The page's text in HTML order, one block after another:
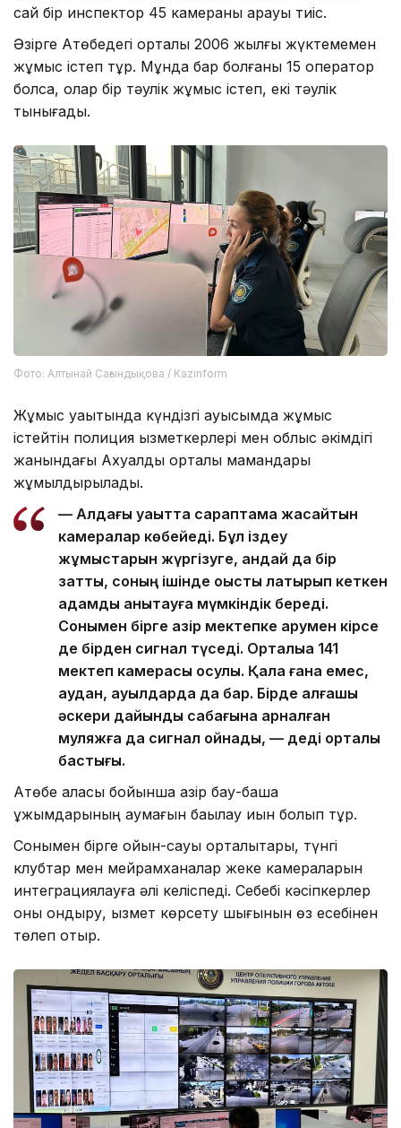
сай бір инспектор 45 камераны қарауы тиіс.
Әзірге Ақтөбедегі орталық 2006 жылғы жүктемемен
жұмыс істеп тұр. Мұнда бар болғаны 15 оператор
болса, олар бір тәулік жұмыс істеп, екі тәулік
тынығады.
Фото: Алтынай Сағындықова / Kazinform
Жұмыс уақытында күндізгі ауысымда жұмыс
істейтін полиция қызметкерлері мен облыс әкімдігі
жанындағы Ахуалдық орталық мамандары
жұмылдырылады.
— Алдағы уақытта сараптама жасайтын
камералар көбейеді. Бұл іздеу
жұмыстарын жүргізуге, қандай да бір
затты, соның ішінде қоқысты лақтырып кеткен
адамды анықтауға мүмкіндік береді.
Сонымен бірге қазір мектепке қарумен кірсе
де бірден сигнал түседі. Орталыққа 141
мектеп камерасы қосулы. Қала ғана емес,
аудан, ауылдарда да бар. Бірде алғашқы
әскери дайындық сабағына арналған
муляжға да сигнал ойнады, — деді орталық
бастығы.
Ақтөбе қаласы бойынша қазір бау-бақша
ұжымдарының аумағын бақылау қиын болып тұр.
Сонымен бірге ойын-сауық орталықтары, түнгі
клубтар мен мейрамханалар жеке камераларын
интеграциялауға әлі келіспеді. Себебі кәсіпкерлер
оны қондыру, қызмет көрсету шығынын өз есебінен
төлеп отыр.